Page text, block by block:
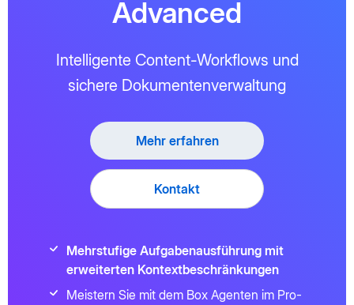
Advanced
Intelligente Content-Workflows und
sichere Dokumentenverwaltung
Mehr erfahren
Kontakt
Mehrstufige Aufgabenausführung mit
erweiterten Kontextbeschränkungen
Meistern Sie mit dem Box Agenten im Pro-